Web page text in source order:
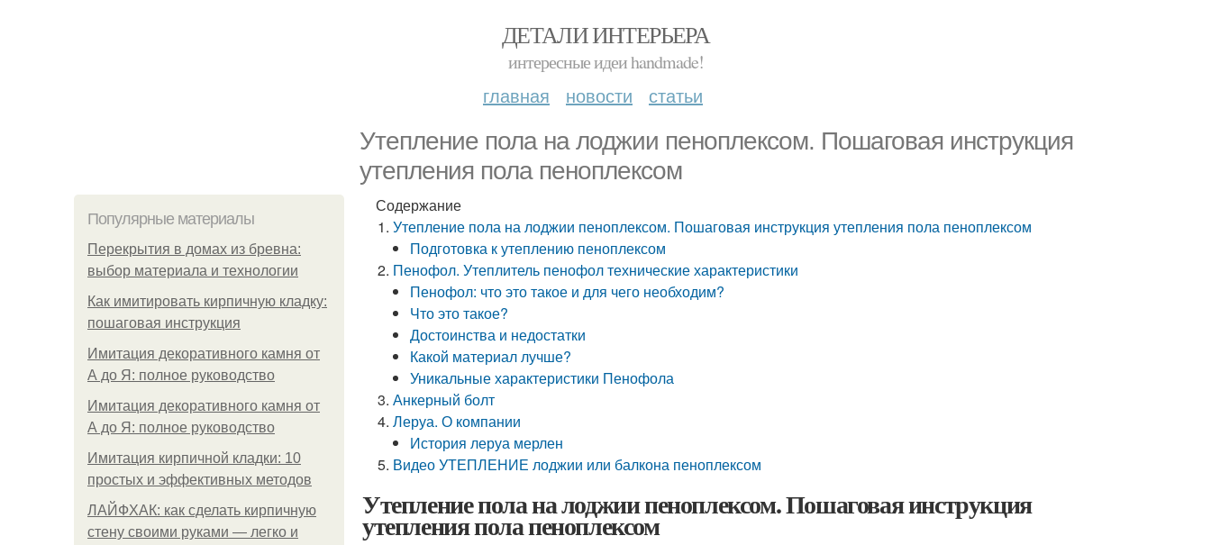
ДЕТАЛИ ИНТЕРЬЕРА
интересные идеи handmade!
главная новости статьи
Утепление пола на лоджии пеноплексом. Пошаговая инструкция
утепления пола пеноплексом
Популярные материалы
Перекрытия в домах из бревна:
выбор материала и технологии
Как имитировать кирпичную кладку:
пошаговая инструкция
Имитация декоративного камня от
А до Я: полное руководство
Имитация декоративного камня от
А до Я: полное руководство
Имитация кирпичной кладки: 10
простых и эффективных методов
ЛАЙФХАК: как сделать кирпичную
стену своими руками — легко и
Содержание
Утепление пола на лоджии пеноплексом. Пошаговая инструкция утепления пола пеноплексом
Подготовка к утеплению пеноплексом
Пенофол. Утеплитель пенофол технические характеристики
Пенофол: что это такое и для чего необходим?
Что это такое?
Достоинства и недостатки
Какой материал лучше?
Уникальные характеристики Пенофола
Анкерный болт
Леруа. О компании
История леруа мерлен
Видео УТЕПЛЕНИЕ лоджии или балкона пеноплексом
Утепление пола на лоджии пеноплексом. Пошаговая инструкция
утепления пола пеноплексом